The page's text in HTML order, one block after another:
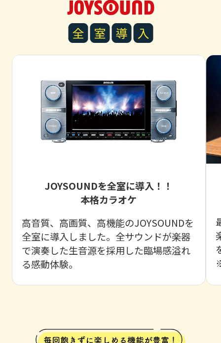
JOYSOUNDを全室に導入！！
本格カラオケ
高音質、高画質、高機能のJOYSOUNDを
全室に導入しました。全サウンドが楽器
で演奏した生音源を採用した臨場感溢れ
る感動体験。